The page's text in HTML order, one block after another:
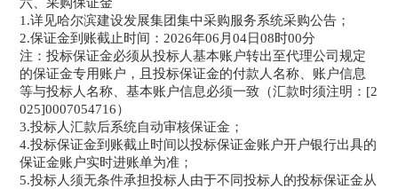
六、采购保证金
1.详见哈尔滨建设发展集团集中采购服务系统采购公告；
2.保证金到账截止时间：2026年06月04日08时00分
注：投标保证金必须从投标人基本账户转出至代理公司规定
的保证金专用账户，且投标保证金的付款人名称、账户信息
等与投标人名称、基本账户信息必须一致（汇款时须注明：[2
025]0007054716）
3.投标人汇款后系统自动审核保证金；
4.投标保证金到账截止时间以投标保证金账户开户银行出具的
保证金账户实时进账单为准；
5.投标人须无条件承担投标人由于不同投标人的投标保证金从